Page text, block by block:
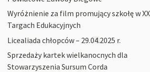
Wyróżnienie za film promujący szkołę w
Targach Edukacyjnych
Licealiada chłopców – 29.04.2025 r.
Sprzedaży kartek wielkanocnych dla
Stowarzyszenia Sursum Corda